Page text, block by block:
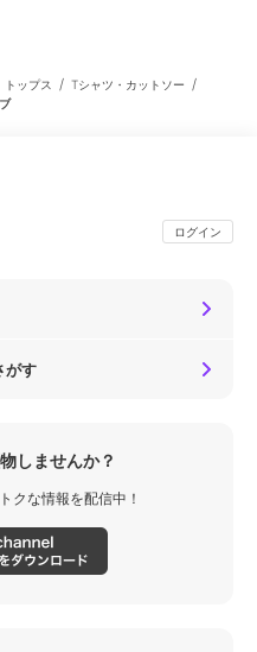
トップス / Tシャツ・カットソー /
ログイン
がす
しませんか？
クな情報を配信中！